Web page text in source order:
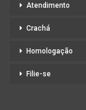
Atendimento
Crachá
Homologação
Filie-se